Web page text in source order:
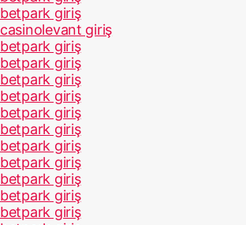
betpark giriş
casinolevant giriş
betpark giriş
betpark giriş
betpark giriş
betpark giriş
betpark giriş
betpark giriş
betpark giriş
betpark giriş
betpark giriş
betpark giriş
betpark giriş